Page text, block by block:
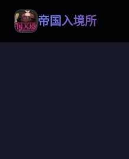
帝国入境所